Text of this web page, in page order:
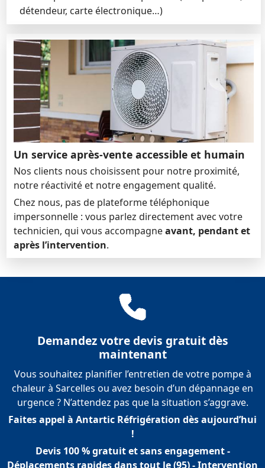
détendeur, carte électronique…)
Un service après-vente accessible et humain
Nos clients nous choisissent pour notre proximité,
notre réactivité et notre engagement qualité.
Chez nous, pas de plateforme téléphonique
impersonnelle : vous parlez directement avec votre
technicien, qui vous accompagneavant, pendant et
après l’intervention.
Demandez votre devis gratuit dès
maintenant
Vous souhaitez planifier l’entretien de votre pompe à
chaleur à Sarcelles ou avez besoin d’un dépannage en
urgence ? N’attendez pas que la situation s’aggrave.
Faites appel à Antartic Réfrigération dès aujourd’hui
!
Devis 100 % gratuit et sans engagement -
Déplacements rapides dans tout le (95) - Intervention